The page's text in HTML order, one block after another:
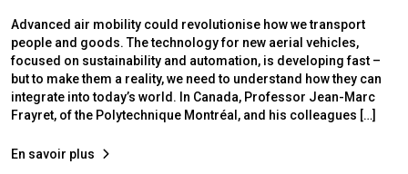
Advanced air mobility could revolutionise how we transport
people and goods. The technology for new aerial vehicles,
focused on sustainability and automation, is developing fast –
but to make them a reality, we need to understand how they can
integrate into today’s world. In Canada, Professor Jean-Marc
Frayret, of the Polytechnique Montréal, and his colleagues […]
En savoir plus